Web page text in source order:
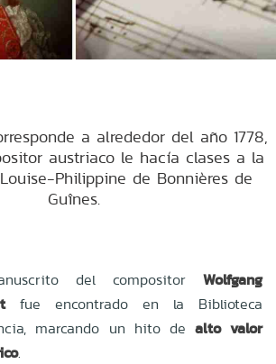
a alrededor del año 1778,
austriaco le hacía clases a la
Philippine de Bonnières de
Guînes.
del compositor Wolfgang
fue encontrado en la Biblioteca
marcando un hito de alto valor
.